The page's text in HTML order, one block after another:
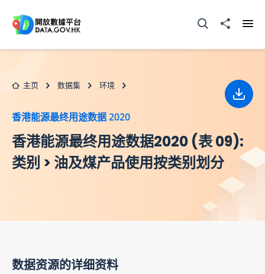
打开搜寻器分享至
主页 数据集 环境
香港能源最终用途数据 2020
香港能源最终用途数据2020 (表 09):
类别 > 油及煤产品使用按类别划分
下载
数据资源的详细资料